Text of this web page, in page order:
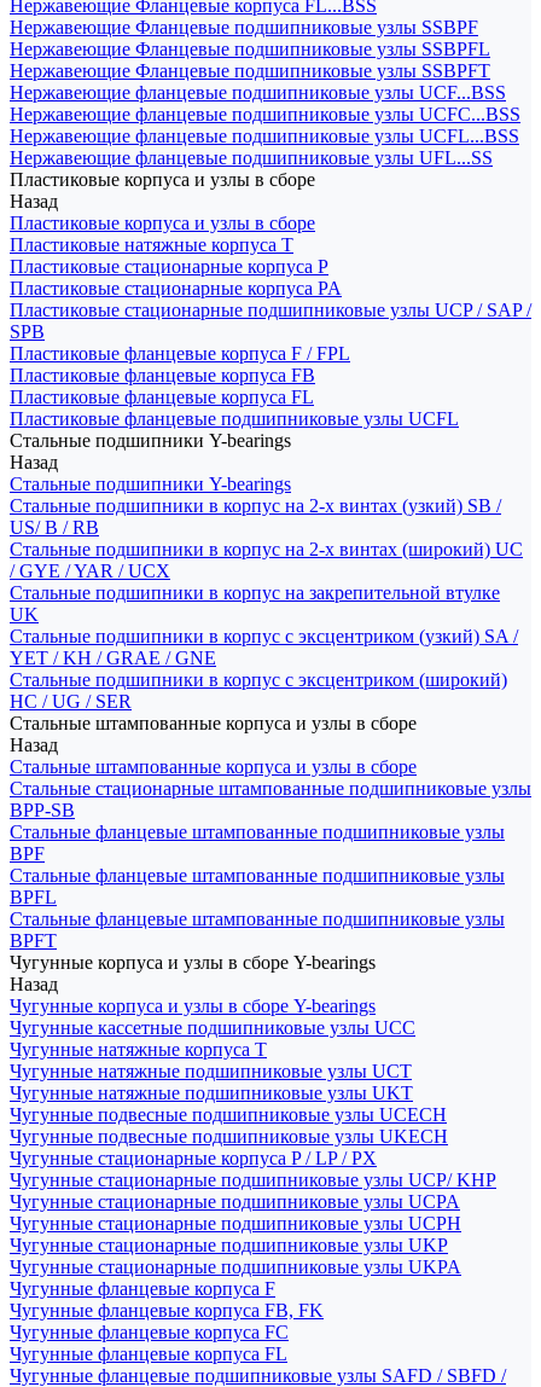
Нержавеющие Фланцевые корпуса FL...BSS
Нержавеющие Фланцевые подшипниковые узлы SSBPF
Нержавеющие Фланцевые подшипниковые узлы SSBPFL
Нержавеющие Фланцевые подшипниковые узлы SSBPFT
Нержавеющие фланцевые подшипниковые узлы UCF...BSS
Нержавеющие фланцевые подшипниковые узлы UCFC...BSS
Нержавеющие фланцевые подшипниковые узлы UCFL...BSS
Нержавеющие фланцевые подшипниковые узлы UFL...SS
Пластиковые корпуса и узлы в сборе
Назад
Пластиковые корпуса и узлы в сборе
Пластиковые натяжные корпуса T
Пластиковые стационарные корпуса P
Пластиковые стационарные корпуса PA
Пластиковые стационарные подшипниковые узлы UCP / SAP /
SPB
Пластиковые фланцевые корпуса F / FPL
Пластиковые фланцевые корпуса FB
Пластиковые фланцевые корпуса FL
Пластиковые фланцевые подшипниковые узлы UCFL
Стальные подшипники Y-bearings
Назад
Стальные подшипники Y-bearings
Стальные подшипники в корпус на 2-х винтах (узкий) SB /
US/ B / RB
Стальные подшипники в корпус на 2-х винтах (широкий) UC
/ GYE / YAR / UCX
Стальные подшипники в корпус на закрепительной втулке
UK
Стальные подшипники в корпус с эксцентриком (узкий) SA /
YET / KH / GRAE / GNE
Стальные подшипники в корпус с эксцентриком (широкий)
HC / UG / SER
Стальные штампованные корпуса и узлы в сборе
Назад
Стальные штампованные корпуса и узлы в сборе
Стальные стационарные штампованные подшипниковые узлы
BPP-SB
Стальные фланцевые штампованные подшипниковые узлы
BPF
Стальные фланцевые штампованные подшипниковые узлы
BPFL
Стальные фланцевые штампованные подшипниковые узлы
BPFT
Чугунные корпуса и узлы в сборе Y-bearings
Назад
Чугунные корпуса и узлы в сборе Y-bearings
Чугунные кассетные подшипниковые узлы UCC
Чугунные натяжные корпуса T
Чугунные натяжные подшипниковые узлы UCT
Чугунные натяжные подшипниковые узлы UKT
Чугунные подвесные подшипниковые узлы UCECH
Чугунные подвесные подшипниковые узлы UKECH
Чугунные стационарные корпуса P / LP / PX
Чугунные стационарные подшипниковые узлы UCP/ KHP
Чугунные стационарные подшипниковые узлы UCPA
Чугунные стационарные подшипниковые узлы UCPH
Чугунные стационарные подшипниковые узлы UKP
Чугунные стационарные подшипниковые узлы UKPA
Чугунные фланцевые корпуса F
Чугунные фланцевые корпуса FB, FK
Чугунные фланцевые корпуса FC
Чугунные фланцевые корпуса FL
Чугунные фланцевые подшипниковые узлы SAFD / SBFD /